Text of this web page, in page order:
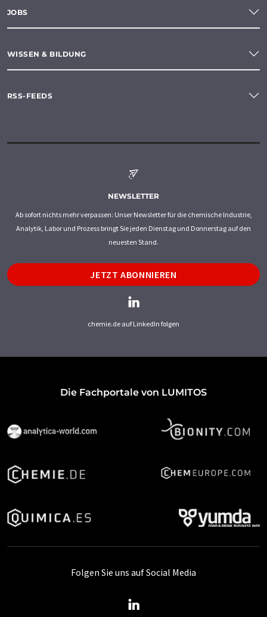
JOBS
WISSEN & BILDUNG
RSS-FEEDS
NEWSLETTER
Ab sofort nichts mehr verpassen: Unser Newsletter für die chemische Industrie,
Analytik, Labor und Prozess bringt Sie jeden Dienstag und Donnerstag auf den
neuesten Stand.
JETZT ABONNIEREN
chemie.de auf LinkedIn folgen
Die Fachportale von LUMITOS
Folgen Sie uns auf Social Media